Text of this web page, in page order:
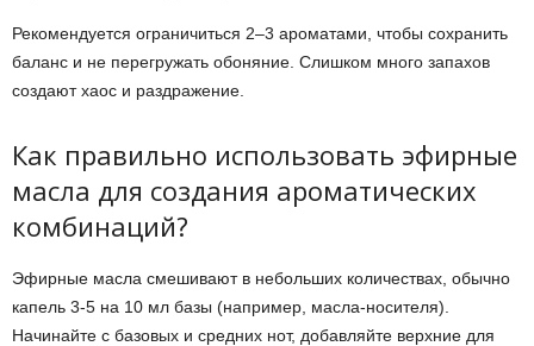
Рекомендуется ограничиться 2–3 ароматами, чтобы сохранить
баланс и не перегружать обоняние. Слишком много запахов
создают хаос и раздражение.
Как правильно использовать эфирные
масла для создания ароматических
комбинаций?
Эфирные масла смешивают в небольших количествах, обычно
капель 3-5 на 10 мл базы (например, масла-носителя).
Начинайте с базовых и средних нот, добавляйте верхние для